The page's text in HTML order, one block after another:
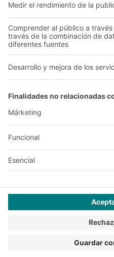
ABIT OF
Diseño y realización
comercio y las profesiones
independientes, profesionales
Condiciones generales de
Configuración de privacidad